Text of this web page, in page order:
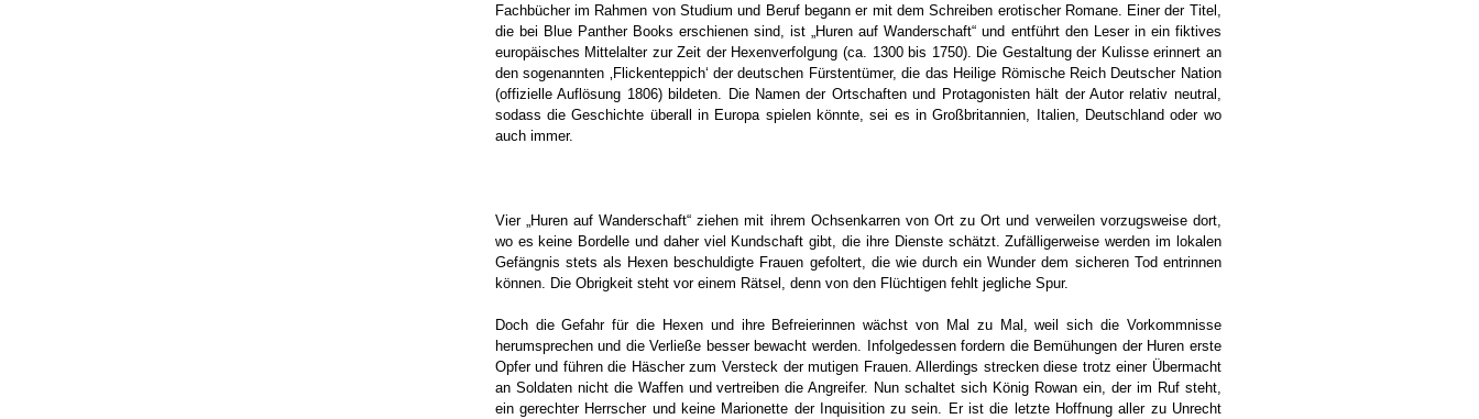
Fachbücher im Rahmen von Studium und Beruf begann er mit dem Schreiben erotischer Romane. Einer der Titel,
die bei Blue Panther Books erschienen sind, ist „Huren auf Wanderschaft“ und entführt den Leser in ein fiktives
europäisches Mittelalter zur Zeit der Hexenverfolgung (ca. 1300 bis 1750). Die Gestaltung der Kulisse erinnert an
den sogenannten ‚Flickenteppich‘ der deutschen Fürstentümer, die das Heilige Römische Reich Deutscher Nation
(offizielle Auflösung 1806) bildeten. Die Namen der Ortschaften und Protagonisten hält der Autor relativ neutral,
sodass die Geschichte überall in Europa spielen könnte, sei es in Großbritannien, Italien, Deutschland oder wo
auch immer.
Vier „Huren auf Wanderschaft“ ziehen mit ihrem Ochsenkarren von Ort zu Ort und verweilen vorzugsweise dort,
wo es keine Bordelle und daher viel Kundschaft gibt, die ihre Dienste schätzt. Zufälligerweise werden im lokalen
Gefängnis stets als Hexen beschuldigte Frauen gefoltert, die wie durch ein Wunder dem sicheren Tod entrinnen
können. Die Obrigkeit steht vor einem Rätsel, denn von den Flüchtigen fehlt jegliche Spur.
Doch die Gefahr für die Hexen und ihre Befreierinnen wächst von Mal zu Mal, weil sich die Vorkommnisse
herumsprechen und die Verließe besser bewacht werden. Infolgedessen fordern die Bemühungen der Huren erste
Opfer und führen die Häscher zum Versteck der mutigen Frauen. Allerdings strecken diese trotz einer Übermacht
an Soldaten nicht die Waffen und vertreiben die Angreifer. Nun schaltet sich König Rowan ein, der im Ruf steht,
ein gerechter Herrscher und keine Marionette der Inquisition zu sein. Er ist die letzte Hoffnung aller zu Unrecht